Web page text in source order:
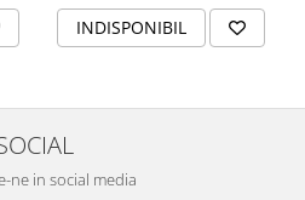
INDISPONIBIL
ne in social media